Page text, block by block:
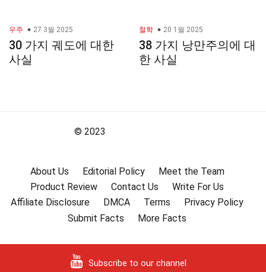
우주 27 3월 2025
30 가지 궤도에 대한
사실
철학 20 1월 2025
38 가지 낭만주의에 대
한 사실
© 2023
About Us Editorial Policy
Meet the Team
Product Review
Contact Us
Write For Us
Affiliate Disclosure
DMCA Terms
Privacy Policy
Submit Facts
More Facts
Subscribe to our channel